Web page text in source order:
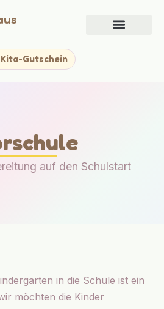
Kita-Gutschein
auf den Schulstart
in die Schule ist ein
möchten die Kinder